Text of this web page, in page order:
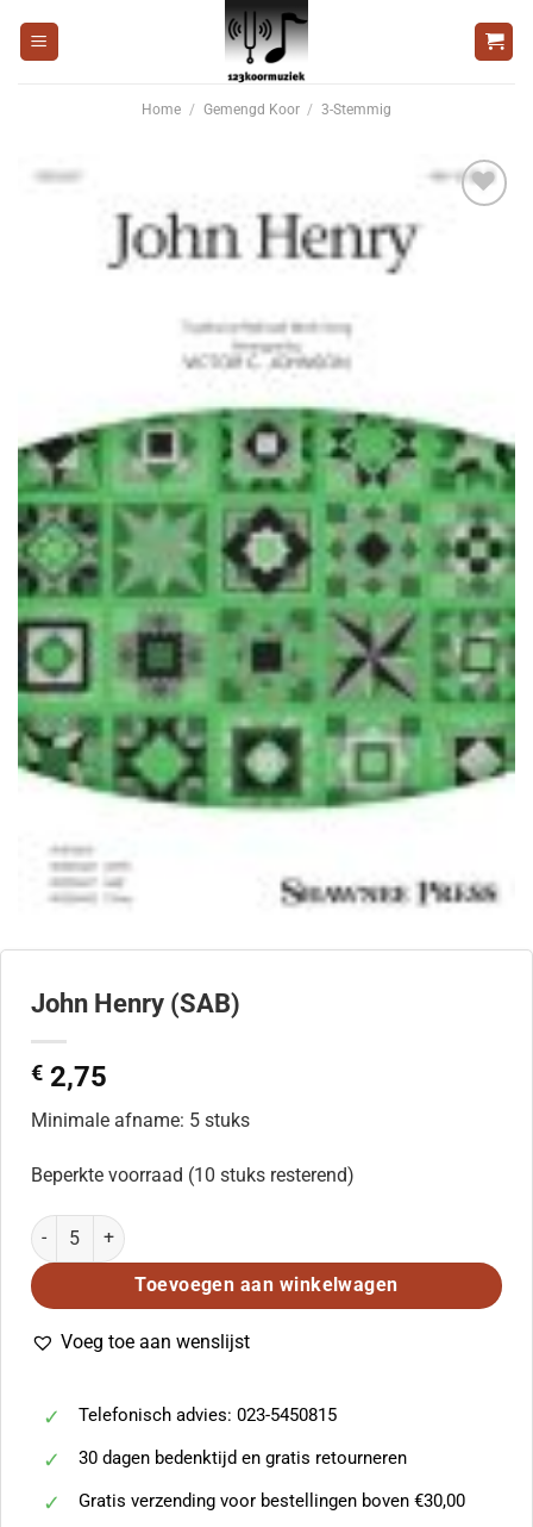
naar
Home / Gemengd Koor / 3-Stemmig
John Henry (SAB)
€ 2,75
Minimale afname: 5 stuks
Beperkte voorraad (10 stuks resterend)
John Henry (SAB) aantal
Toevoegen aan winkelwagen
Voeg toe aan wenslijst
Telefonisch advies: 023-5450815
30 dagen bedenktijd en gratis retourneren
Gratis verzending voor bestellingen boven €30,00